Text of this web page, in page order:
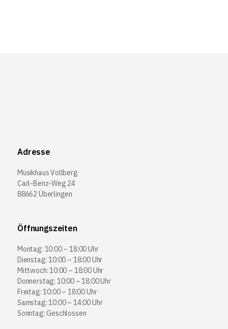
Adresse
Musikhaus Vollberg
Carl-Benz-Weg 24
88662 Überlingen
Öffnungszeiten
Montag: 10:00 – 18:00 Uhr
Dienstag: 10:00 – 18:00 Uhr
Mittwoch: 10:00 – 18:00 Uhr
Donnerstag: 10:00 – 18:00 Uhr
Freitag: 10:00 – 18:00 Uhr
Samstag: 10:00 – 14:00 Uhr
Sonntag: Geschlossen